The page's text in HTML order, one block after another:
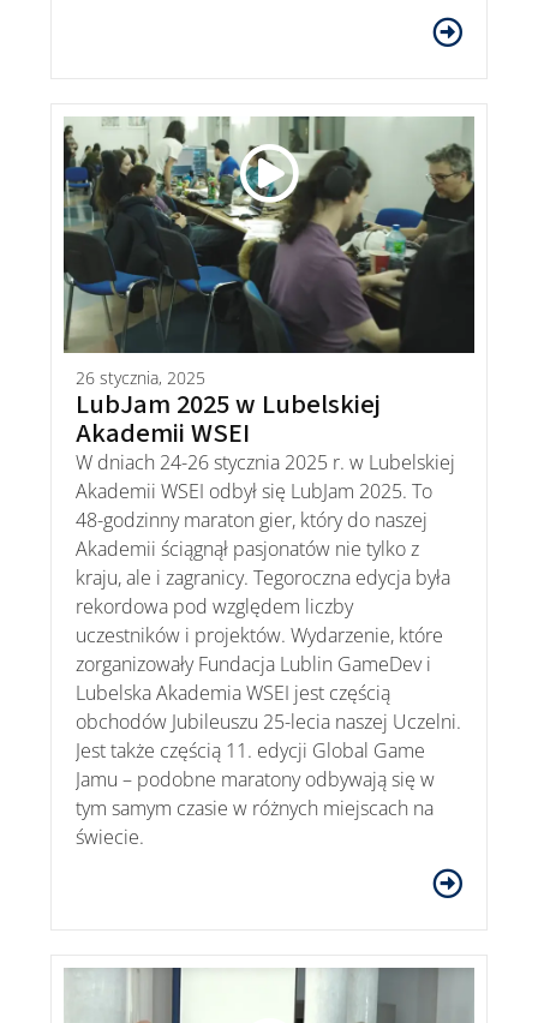
26 stycznia, 2025
LubJam 2025 w Lubelskiej
Akademii WSEI
W dniach 24-26 stycznia 2025 r. w Lubelskiej
Akademii WSEI odbył się LubJam 2025. To
48-godzinny maraton gier, który do naszej
Akademii ściągnął pasjonatów nie tylko z
kraju, ale i zagranicy. Tegoroczna edycja była
rekordowa pod względem liczby
uczestników i projektów. Wydarzenie, które
zorganizowały Fundacja Lublin GameDev i
Lubelska Akademia WSEI jest częścią
obchodów Jubileuszu 25-lecia naszej Uczelni.
Jest także częścią 11. edycji Global Game
Jamu – podobne maratony odbywają się w
tym samym czasie w różnych miejscach na
świecie.